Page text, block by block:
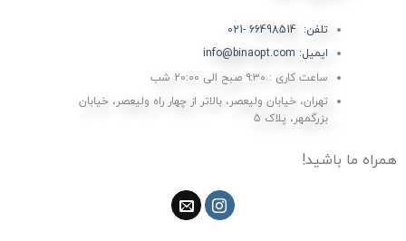
تلفن: 66498514 -021
ایمیل: info@binaopt.com
ساعت کاری : ۹:۳۰ صبح الی 20:00 شب
تهران، خیابان ولیعصر، بالاتر از چهار راه ولیعصر، خیابان
بزرگمهر، پلاک 5
همراه ما باشید!